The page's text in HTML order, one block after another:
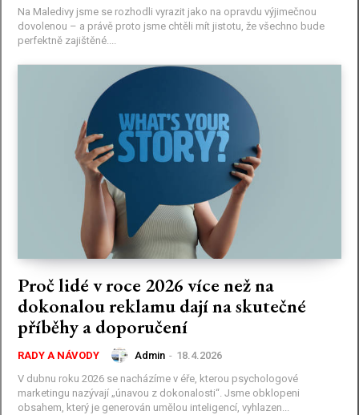
Na Maledivy jsme se rozhodli vyrazit jako na opravdu výjimečnou
dovolenou – a právě proto jsme chtěli mít jistotu, že všechno bude
perfektně zajištěné....
Proč lidé v roce 2026 více než na
dokonalou reklamu dají na skutečné
příběhy a doporučení
RADY A NÁVODY Admin - 18.4.2026
V dubnu roku 2026 se nacházíme v éře, kterou psychologové
marketingu nazývají „únavou z dokonalosti“. Jsme obklopeni
obsahem, který je generován umělou inteligencí, vyhlazen...